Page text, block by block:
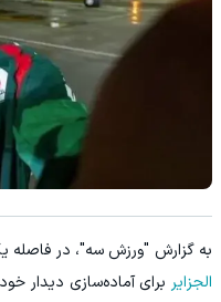
به گزارش "ورزش سه"، در فاصله
الجزایر برای آماده‌سازی دیدار